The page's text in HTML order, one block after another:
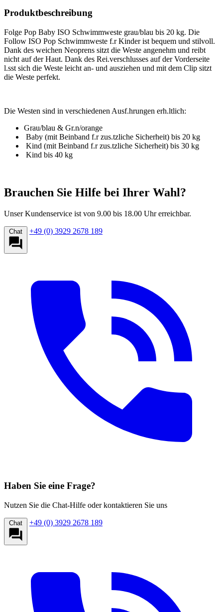
Produktbeschreibung
Folge Pop Baby ISO Schwimmweste grau/blau bis 20 kg. Die
Follow ISO Pop Schwimmweste f.r Kinder ist bequem und stilvoll.
Dank des weichen Neoprens sitzt die Weste angenehm und reibt
nicht auf der Haut. Dank des Rei.verschlusses auf der Vorderseite
l.sst sich die Weste leicht an- und ausziehen und mit dem Clip sitzt
die Weste perfekt.
Die Westen sind in verschiedenen Ausf.hrungen erh.ltlich:
Grau/blau & Gr.n/orange
Baby (mit Beinband f.r zus.tzliche Sicherheit) bis 20 kg
Kind (mit Beinband f.r zus.tzliche Sicherheit) bis 30 kg
Kind bis 40 kg
Brauchen Sie Hilfe bei Ihrer Wahl?
Unser Kundenservice ist von 9.00 bis 18.00 Uhr erreichbar.
Chat +49 (0) 3929 2678 189
Haben Sie eine Frage?
Nutzen Sie die Chat-Hilfe oder kontaktieren Sie uns
Chat +49 (0) 3929 2678 189